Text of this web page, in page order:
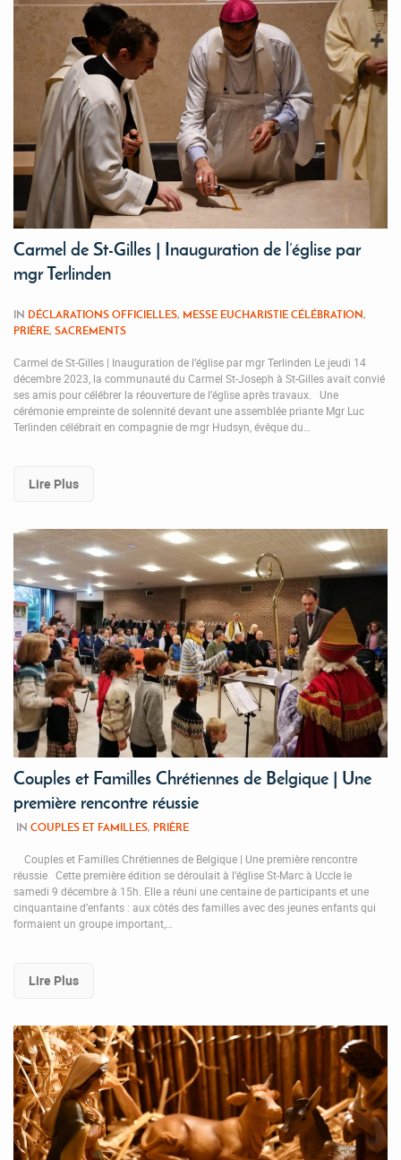
Carmel de St-Gilles | Inauguration de l’église par
mgr Terlinden
IN DÉCLARATIONS OFFICIELLES, MESSE EUCHARISTIE CÉLÉBRATION,
PRIÈRE, SACREMENTS
Carmel de St-Gilles | Inauguration de l’église par mgr Terlinden Le jeudi 14
décembre 2023, la communauté du Carmel St-Joseph à St-Gilles avait convié
ses amis pour célébrer la réouverture de l’église après travaux. Une
cérémonie empreinte de solennité devant une assemblée priante Mgr Luc
Terlinden célébrait en compagnie de mgr Hudsyn, évêque du…
Lire Plus
Couples et Familles Chrétiennes de Belgique | Une
première rencontre réussie
IN COUPLES ET FAMILLES, PRIÈRE
Couples et Familles Chrétiennes de Belgique | Une première rencontre
réussie Cette première édition se déroulait à l’église St-Marc à Uccle le
samedi 9 décembre à 15h. Elle a réuni une centaine de participants et une
cinquantaine d’enfants : aux côtés des familles avec des jeunes enfants qui
formaient un groupe important,…
Lire Plus